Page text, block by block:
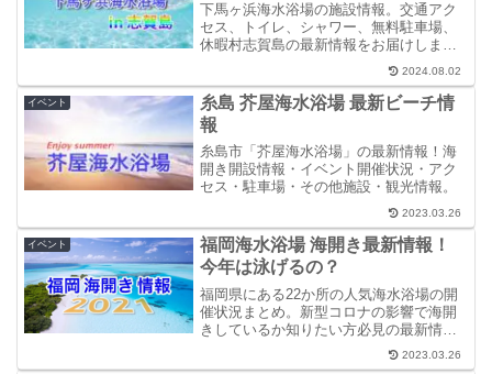
下馬ヶ浜海水浴場の施設情報。交通アク
セス、トイレ、シャワー、無料駐車場、
休暇村志賀島の最新情報をお届けしま
2024.08.02
イベント
糸島 芥屋海水浴場 最新ビーチ情
報
糸島市「芥屋海水浴場」の最新情報！海
開き開設情報・イベント開催状況・アク
セス・駐車場・その他施設・観光情報。
2023.03.26
イベント
福岡海水浴場 海開き最新情報！
今年は泳げるの？
福岡県にある22か所の人気海水浴場の開
催状況まとめ。新型コロナの影響で海開
きしているか知りたい方必見の最新情
報。事前にチェックしてビーチへＧＯ。
2023.03.26